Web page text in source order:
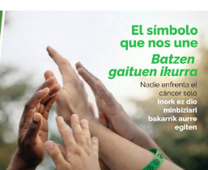
mujeres que apuesta por
con un mensaje de
el 19 de septiembre
uno de los referentes del
a los escenarios con su
orbainak’, combinando la
una mirada actual.